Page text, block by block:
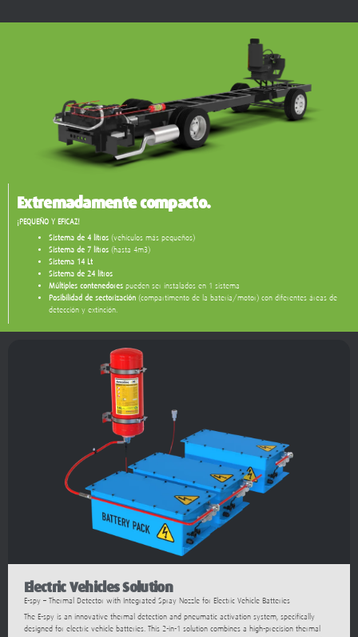
¡PEQUEÑO Y EFICAZ!
Sistema 14 Lt
Sistema de 24 litros
Múltiples contenedores
Posibilidad de sectorización
detección y extinción.
Electric Vehicles Solution
E-spy – Thermal Detector with Integrated Spray Nozzle for Electric Vehicle Batteries
The E-spy is an innovative thermal detection and pneumatic activation system, specifically
designed for electric vehicle batteries. This 2-in-1 solution combines a high-precision thermal
detector and an integrated spray nozzle, designed to disperse the extinguishing agent directly
inside the batteries in case of emergency. The E-spy is entirely made of stainless steel, ensuring